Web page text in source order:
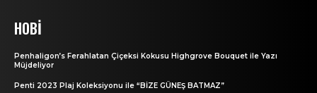
HOBI
Penhaligon’s Ferahlatan Çiçeksi Kokusu Highgrove Bouquet ile Yazı
Müjdeliyor
Penti 2023 Plaj Koleksiyonu ile “BİZE GÜNEŞ BATMAZ”